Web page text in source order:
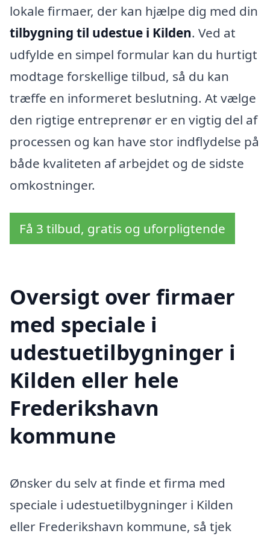
lokale firmaer, der kan hjælpe dig med din
tilbygning til udestue i Kilden. Ved at
udfylde en simpel formular kan du hurtigt
modtage forskellige tilbud, så du kan
træffe en informeret beslutning. At vælge
den rigtige entreprenør er en vigtig del af
processen og kan have stor indflydelse på
både kvaliteten af arbejdet og de sidste
omkostninger.
Få 3 tilbud, gratis og uforpligtende
Oversigt over firmaer
med speciale i
udestuetilbygninger i
Kilden eller hele
Frederikshavn
kommune
Ønsker du selv at finde et firma med
speciale i udestuetilbygninger i Kilden
eller Frederikshavn kommune, så tjek